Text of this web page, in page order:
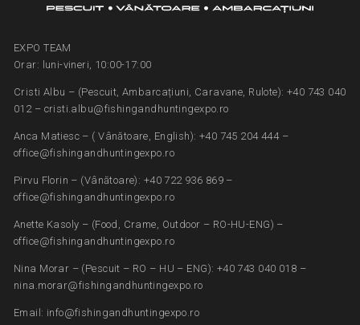
EXPO TEAM
Orar: luni-vineri, 10:00-17:00
Cristi Albu – (Pescuit, Ambarcațiuni, Caravane, Rulote): +40 743 040
012 – cristi.albu@fishingandhuntingexpo.ro
Anca Matiesc – ( Vânătoare, English): +40 745 204 444 –
office@fishingandhuntingexpo.ro
Pirvu Florin – (Vânătoare): +40 722 936 869 –
office@fishingandhuntingexpo.ro
Anette Kasoly – (Food, Crame, Outdoor – RO-HU-ENG) –
office@fishingandhuntingexpo.ro
Nina Morar – (Pescuit – RO – HU – ENG): +40 743 040 018 –
nina.morar@fishingandhuntingexpo.ro
Email: info@fishingandhuntingexpo.ro